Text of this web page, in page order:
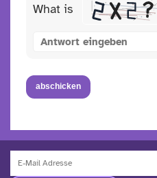
What is
SOLVE
PROBLEM
SHOWN
IMAGE
TO
CONTINUE.